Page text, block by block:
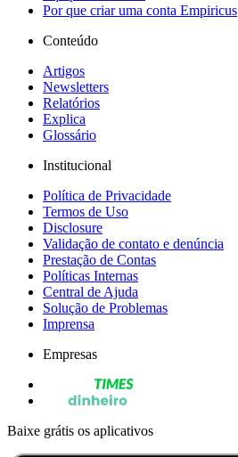
Por que criar uma conta Empiricus
Conteúdo
Artigos
Newsletters
Relatórios
Explica
Glossário
Institucional
Política de Privacidade
Termos de Uso
Disclosure
Validação de contato e denúncia
Prestação de Contas
Políticas Internas
Central de Ajuda
Solução de Problemas
Imprensa
Empresas
Baixe grátis os aplicativos